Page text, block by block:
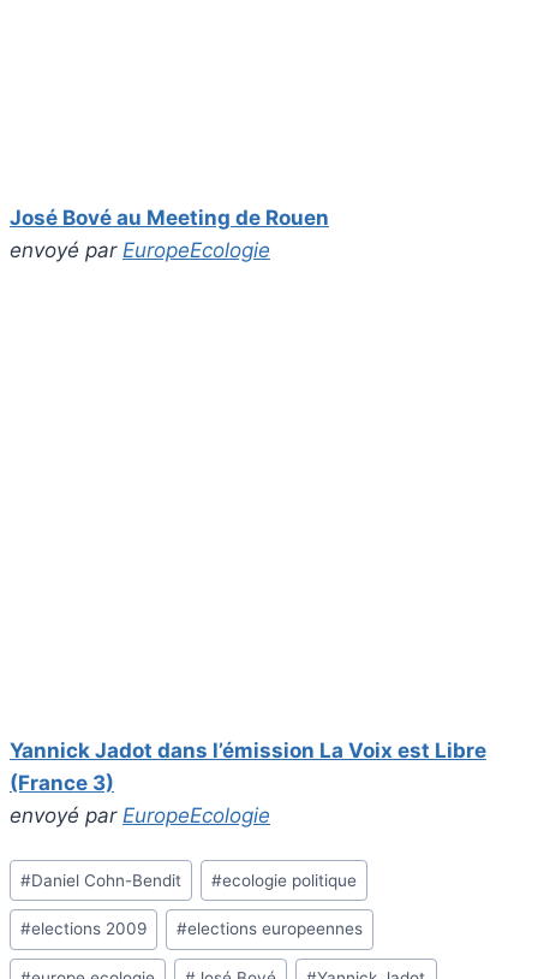
José Bové au Meeting de Rouen
envoyé par EuropeEcologie
Yannick Jadot dans l’émission La Voix est Libre
(France 3)
envoyé par EuropeEcologie
Étiquettes
de
la
publication :
#Daniel Cohn-Bendit #ecologie politique
#elections 2009 #elections europeennes